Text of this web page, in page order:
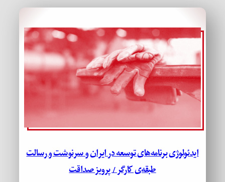
ایدئولوژی برنامه‌های توسعه در ایران و سرنوشت و رسالت
طبقه‌ی کارگر / پرویز صداقت